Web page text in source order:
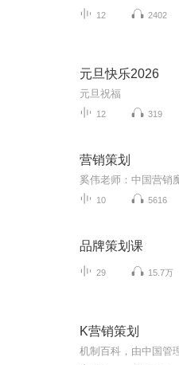
12 2402
元旦快乐2026
元旦祝福
12 319
营销策划
10 5616
品牌策划课
29 15.7万
K营销策划